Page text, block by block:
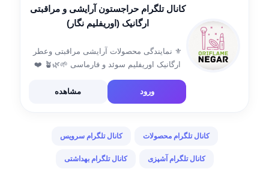
کانال تلگرام حراجستون آرایشی و مراقبتی
ارگانیک (اوریفلیم نگار)
⚜ نمایندگی محصولات آرایشی مراقبتی وعطر
ارگانیک اوریفلیم سوئد و فارماسی 🌱🌿🪴 ❤️
قیمت با کمترین سود 💵 ❤️مشاوره ی تخصصی
کاملاً رایگان 👩‍🏫 ❤️ارسال به سراسر کشور🚚
ورود مشاهده
کانال تلگرام محصولات کانال تلگرام سرویس
کانال تلگرام آشپزی کانال تلگرام بهداشتی